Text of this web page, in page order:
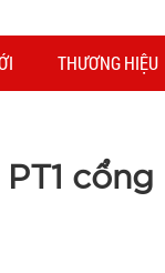
THƯƠNG HIỆU
cổng